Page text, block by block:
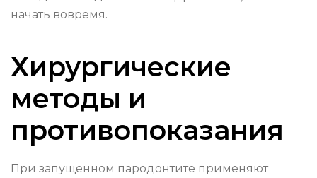
начать вовремя.
Хирургические
методы и
противопоказания
При запущенном пародонтите применяют